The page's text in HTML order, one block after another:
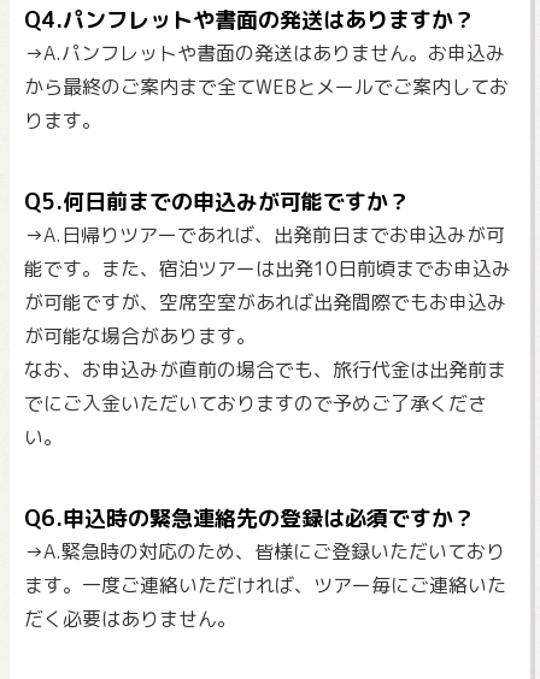
Q4.パンフレットや書面の発送はありますか？
→A.パンフレットや書面の発送はありません。お申込み
から最終のご案内まで全てWEBとメールでご案内してお
ります。
Q5.何日前までの申込みが可能ですか？
→A.日帰りツアーであれば、出発前日までお申込みが可
能です。また、宿泊ツアーは出発10日前頃までお申込み
が可能ですが、空席空室があれば出発間際でもお申込み
が可能な場合があります。
なお、お申込みが直前の場合でも、旅行代金は出発前ま
でにご入金いただいておりますので予めご了承くださ
い。
Q6.申込時の緊急連絡先の登録は必須ですか？
→A.緊急時の対応のため、皆様にご登録いただいており
ます。一度ご連絡いただければ、ツアー毎にご連絡いた
だく必要はありません。